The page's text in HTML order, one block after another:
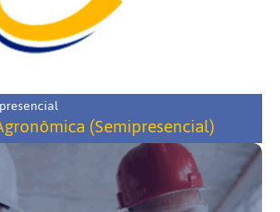
(Semipresencial)